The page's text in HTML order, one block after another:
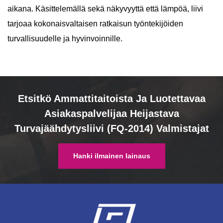
aikana. Käsittelemällä sekä näkyvyyttä että lämpöä, liivi
tarjoaa kokonaisvaltaisen ratkaisun työntekijöiden
turvallisuudelle ja hyvinvoinnille.
Etsitkö Ammattitaitoista Ja Luotettavaa
Asiakaspalvelijaa Heijastava
Turvajäähdytysliivi (FQ-2014) Valmistajat
Hanki ilmainen lainaus